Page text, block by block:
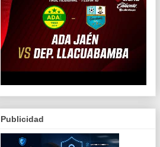
Publicidad